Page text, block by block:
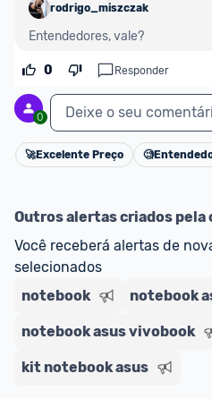
rodrigo_miszczak
Entendedores, vale?
0 Responder
0 Deixe o seu
🚀Excelente Preço 🧐
Outros alertas criados pela
Você receberá alertas de
selecionados
notebook
notebook
notebook asus vivobook
kit notebook asus